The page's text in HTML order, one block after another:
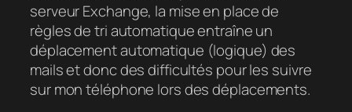
serveur Exchange, la mise en place de
règles de tri automatique entraîne un
déplacement automatique (logique) des
mails et donc des difficultés pour les suivre
sur mon téléphone lors des déplacements.